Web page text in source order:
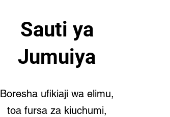
Sauti ya
Jumuiya
Boresha ufikiaji wa elimu,
toa fursa za kiuchumi,